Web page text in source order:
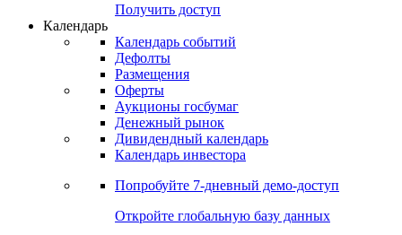
Получить доступ
Календарь
Календарь событий
Дефолты
Размещения
Оферты
Аукционы госбумаг
Денежный рынок
Дивидендный календарь
Календарь инвестора
Попробуйте 7-дневный демо-доступ
Откройте глобальную базу данных